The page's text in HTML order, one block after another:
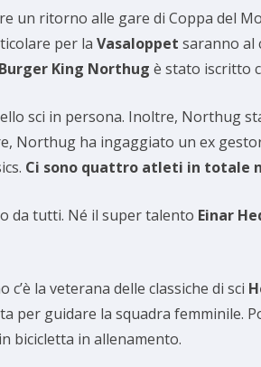
un ritorno alle gare di Coppa del
per la Vasaloppet saranno al
King Northug è stato iscritto
sci in persona. Inoltre, Northug
Northug ha ingaggiato un ex
Ci sono quattro atleti in totale
da tutti. Né il super talento Einar
la veterana delle classiche di sci
per guidare la squadra femminile.
bicicletta in allenamento.